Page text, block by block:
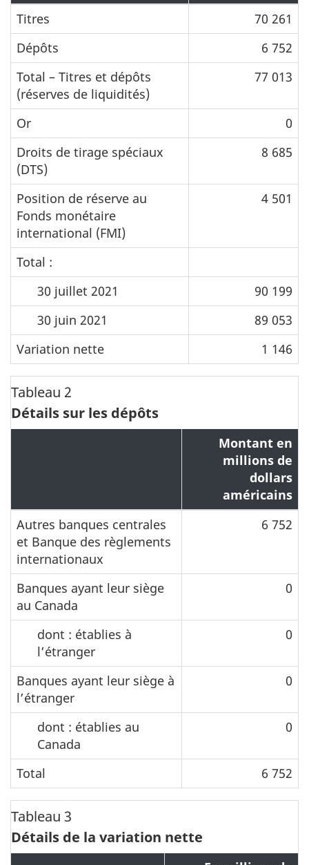
Titres
70 261
Dépôts
6 752
Total – Titres et dépôts
(réserves de liquidités)
77 013
Or
0
Droits de tirage spéciaux
(DTS)
8 685
Position de réserve au
Fonds monétaire
international (FMI)
4 501
Total :
30 juillet 2021
90 199
30 juin 2021
89 053
Variation nette
1 146
Tableau 2
Détails sur les dépôts
Montant en
millions de
dollars
américains
Autres banques centrales
et Banque des règlements
internationaux
6 752
Banques ayant leur siège
au Canada
0
dont : établies à
l’étranger
0
Banques ayant leur siège à
l’étranger
0
dont : établies au
Canada
0
Total 6 752
Tableau 3
Détails de la variation nette